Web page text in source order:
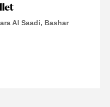
Al Saadi, Bashar